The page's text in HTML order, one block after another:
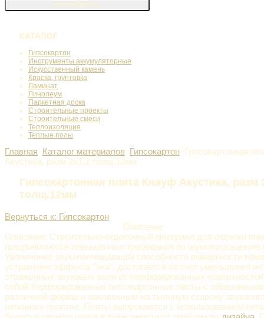
КАТАЛОГ
Гипсокартон
Инструменты аккумуляторные
Искусственный камень
Краска, грунтовка
Ламинат
Линолеум
Паркетная доска
Строительные проекты
Строительные смеси
Теплоизоляция
Теплые полы
Главная Каталог материалов Гипсокартон Гипсокартонная
Акустика, разм 2х1.2 толщ.12мм
Гипсокартонная плита Кнауф Акустика, разм
толщ.12мм
Вернуться к: Гипсокартон
Описание
Описание: Строительно-отделочный материал для отделки
предъявляются повышенные требования по шумопоглощению
Увеличение звукопоглощающей способности поверхности
устранение эффекта "эха", достигается за счет уменьшения
отраженных звуковых волн от перфорированных
собой перфорированные гипсокартонные листы с
различной формы и наклеенным на тыльную сторону
нетканого полотна. Плиты выпускаются с использованием